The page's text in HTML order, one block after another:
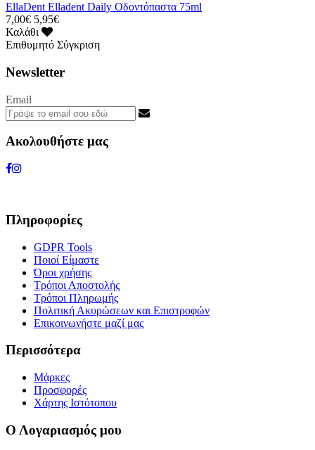
EllaDent Elladent Daily Οδοντόπαστα 75ml
7,00€ 5,95€
Καλάθι
Επιθυμητό Σύγκριση
Newsletter
Email
Ακολουθήστε μας
Πληροφορίες
GDPR Tools
Ποιοί Είμαστε
Όροι χρήσης
Τρόποι Αποστολής
Τρόποι Πληρωμής
Πολιτική Ακυρώσεων και Επιστροφών
Επικοινωνήστε μαζί μας
Περισσότερα
Μάρκες
Προσφορές
Χάρτης Ιστότοπου
Ο Λογαριασμός μου